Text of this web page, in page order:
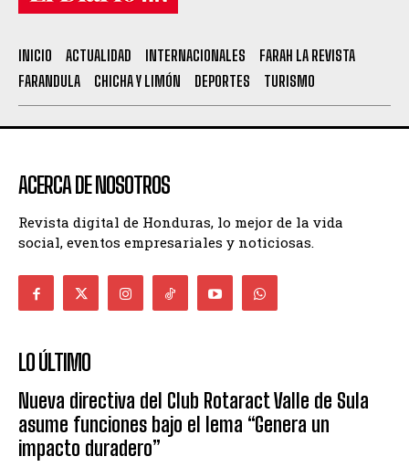
INICIO ACTUALIDAD INTERNACIONALES
FARAH LA REVISTA
FARANDULA
CHICHA Y LIMÓN DEPORTES TURISMO
ACERCA DE NOSOTROS
Revista digital de Honduras, lo mejor de la vida
social, eventos empresariales y noticiosas.
LO ÚLTIMO
Nueva directiva del Club Rotaract Valle de Sula
asume funciones bajo el lema “Genera un
impacto duradero”